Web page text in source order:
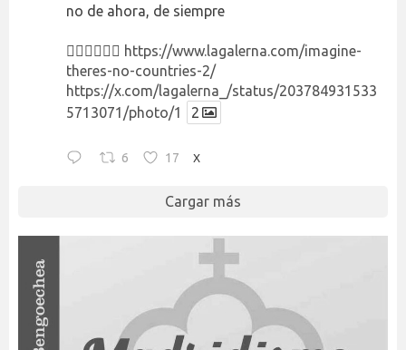
no de ahora, de siempre
👉🏻👉🏻👉🏻 https://www.lagalerna.com/imagine-
theres-no-countries-2/
https://x.com/lagalerna_/status/203784931533
5713071/photo/1
2
6 17 X
Cargar más